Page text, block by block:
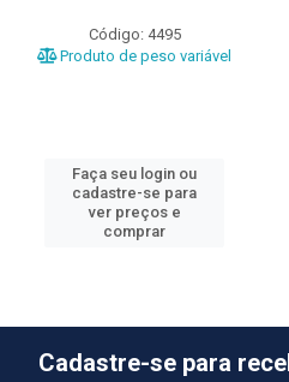
Código: 4495
Produto de peso variável
Faça seu login ou
cadastre-se para
ver preços e
comprar
Cadastre-se para